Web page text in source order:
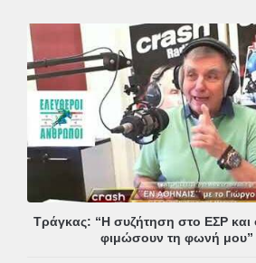
Τράγκας: “Η συζήτηση στο ΕΣΡ και
φιμώσουν τη φωνή μου”